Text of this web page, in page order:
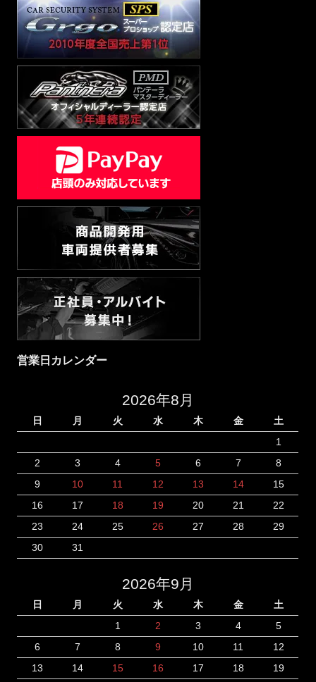
営業日カレンダー
2026年8月
日 月 火 水 木 金
土
1
2
3 4 5 6 7
8
9
10 11 12 13 14
15
16
17 18 19 20 21
22
23
24 25 26 27 28
29
30
31
2026年9月
日 月 火 水 木 金
土
1
2 3 4
5
6
7 8 9 10 11
12
13
14 15 16 17 18
19